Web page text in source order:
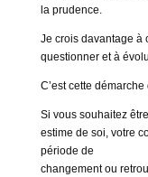
la prudence.
Je crois davantage à
questionner et à
C’est cette
Si vous souhaitez
estime de soi, votre
période de
changement ou